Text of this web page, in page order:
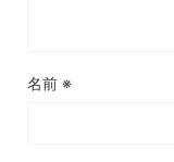
名前 ※